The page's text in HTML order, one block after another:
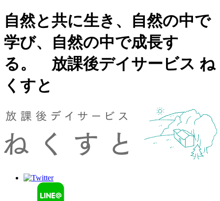
自然と共に生き、自然の中で
学び、自然の中で成長す
る。 放課後デイサービス ね
くすと